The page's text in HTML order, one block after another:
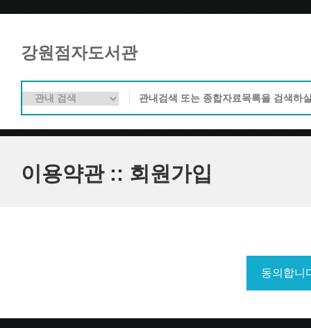
강원점자도서관
이용약관 :: 회원가입